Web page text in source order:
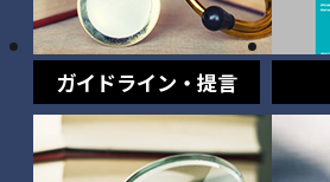
ガイドライン・提言